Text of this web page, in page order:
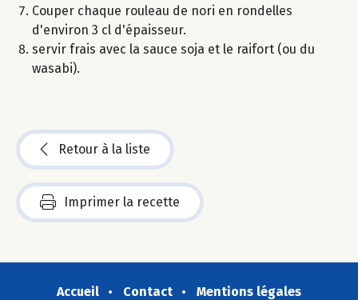
Couper chaque rouleau de nori en rondelles
d'environ 3 cl d'épaisseur.
servir frais avec la sauce soja et le raifort (ou du
wasabi).
Retour à la liste
Imprimer la recette
Accueil Contact
Mentions légales